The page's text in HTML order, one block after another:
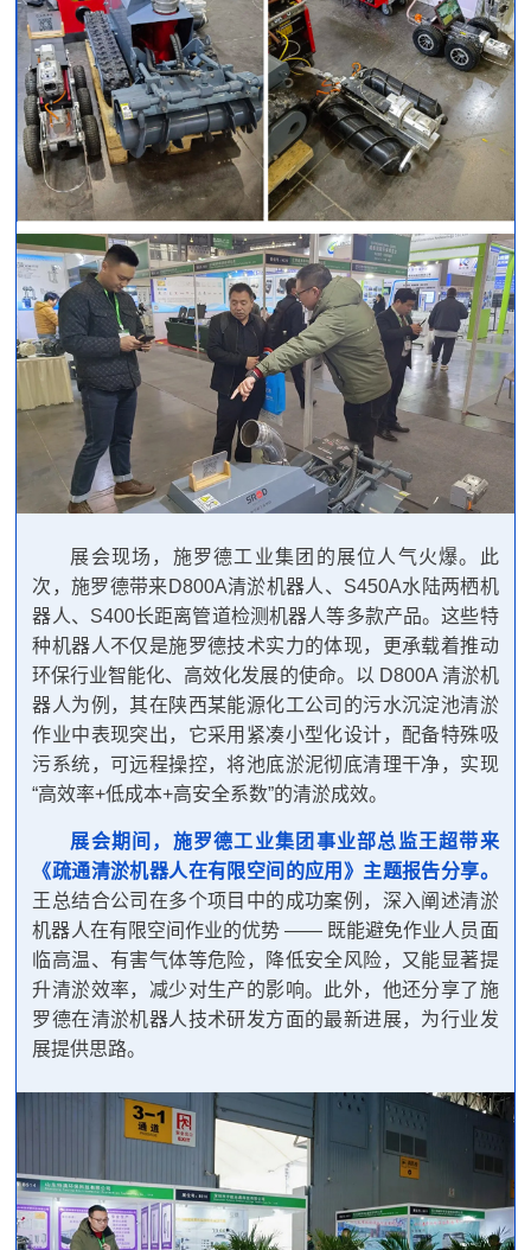
展会现场，施罗德工业集团的展位人气火爆。此
次，施罗德带来D800A清淤机器人、S450A水陆两栖机
器人、S400长距离管道检测机器人等多款产品。这些特
种机器人不仅是施罗德技术实力的体现，更承载着推动
环保行业智能化、高效化发展的使命。以 D800A 清淤机
器人为例，其在陕西某能源化工公司的污水沉淀池清淤
作业中表现突出，它采用紧凑小型化设计，配备特殊吸
污系统，可远程操控，将池底淤泥彻底清理干净，实现
“高效率+低成本+高安全系数”的清淤成效。
展会期间，施罗德工业集团事业部总监王超带来
《疏通清淤机器人在有限空间的应用》主题报告分享。
王总结合公司在多个项目中的成功案例，深入阐述清淤
机器人在有限空间作业的优势 —— 既能避免作业人员面
临高温、有害气体等危险，降低安全风险，又能显著提
升清淤效率，减少对生产的影响。此外，他还分享了施
罗德在清淤机器人技术研发方面的最新进展，为行业发
展提供思路。